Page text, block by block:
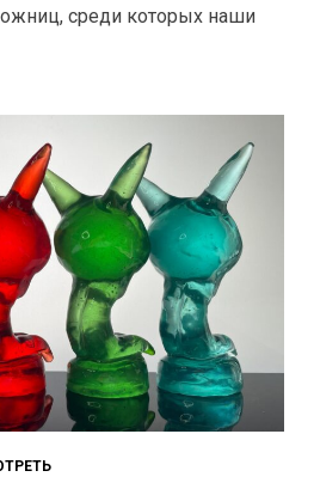
среди которых наши